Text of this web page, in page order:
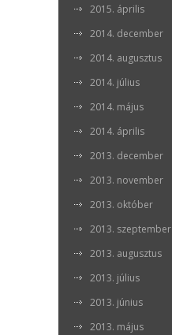
2015. április
2014. december
2014. augusztus
2014. július
2014. május
2014. április
2013. december
2013. november
2013. október
2013. szeptember
2013. augusztus
2013. július
2013. június
2013. május